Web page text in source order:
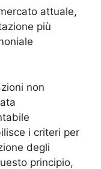
attuale,
più
non
i criteri per
degli
principio,